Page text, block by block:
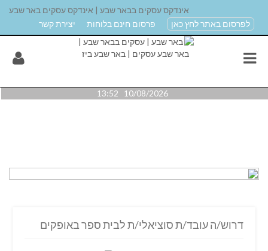
אינדקס עסקים בבאר שבע | אינדקס עסקים באר שבע
לפרסום באתר לחץ כאן
פרסום חינם בלוחות יצירת קשר
10/08/2026 13:52
דרוש/ה עובד/ת סוציאלי/ת לבית ספר באופקים